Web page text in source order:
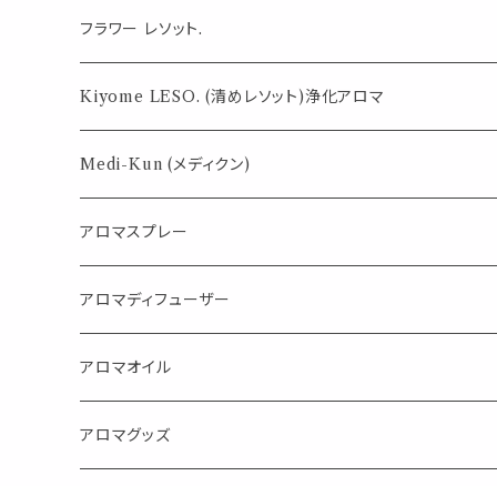
気になる虫対策に
薄荷の香りで体感温度-4℃ !? スースーシリーズ
パロサント
フラワー レソット.
Kiyome LESO. (清めレソット)浄化アロマ
Medi-Kun (メディクン)
アロマスプレー
目的で選ぶ
蒸し暑い夏やリフレッシュに
消臭に（用途：空間や衣服）
FLOWER LESO. フラワレソット
Kiyome LESO. キヨメ レソット
アロマディフューザー
アロマオイル
エッセンシャルオイル
アロマグッズ